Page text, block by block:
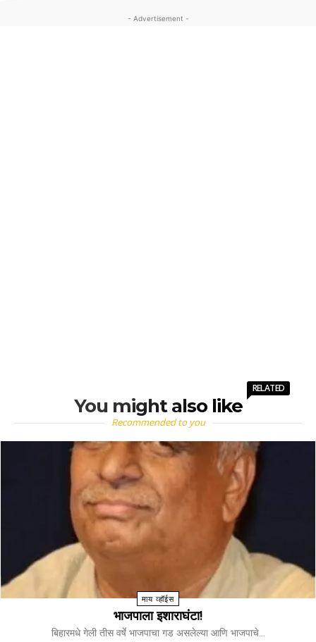
- Advertisement -
You might also like
RELATED
Recommended to you
माय व्हॉईस
भाजपाला इशाराघंटा!
बिहारमधे गेली तीस वर्षे भाजपाचा गड असलेल्या आणि भाजपाचे...